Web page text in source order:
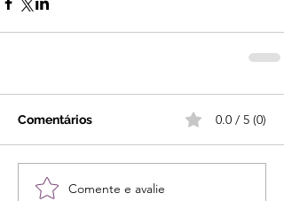
Comentários 0.0 / 5 (0)
Comente e avalie